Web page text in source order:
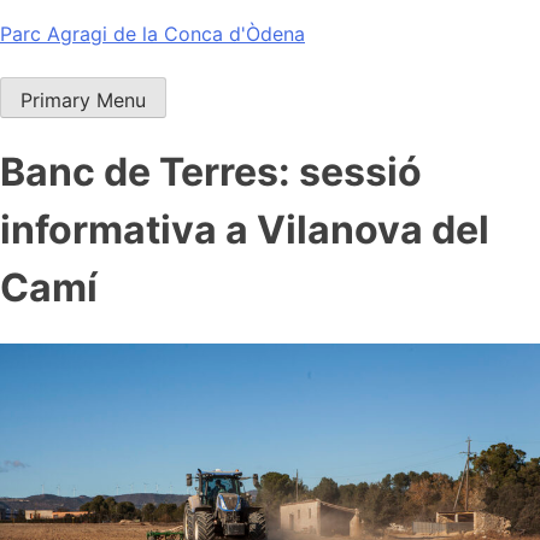
Skip
content
Parc Agragi de la Conca d'Òdena
Primary Menu
Banc de Terres: sessió
informativa a Vilanova del
Camí